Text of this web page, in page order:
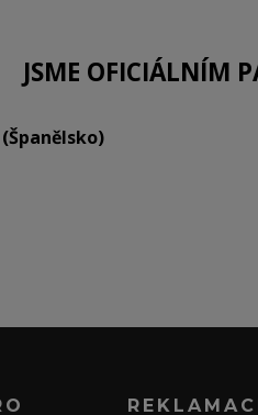
JSME OFICIÁLNÍM
(Španělsko)